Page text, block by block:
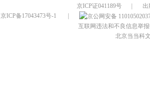
京ICP证041189号 出
京ICP备17043473号-1
互联网违法和不良信息举报
北京当当科